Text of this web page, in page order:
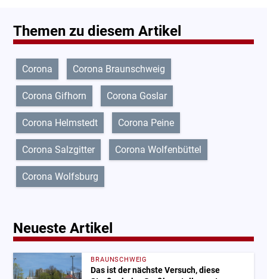
Themen zu diesem Artikel
Corona Corona Braunschweig
Corona Gifhorn Corona Goslar
Corona Helmstedt Corona Peine
Corona Salzgitter Corona Wolfenbüttel
Corona Wolfsburg
Neueste Artikel
BRAUNSCHWEIG
Das ist der nächste Versuch, diese